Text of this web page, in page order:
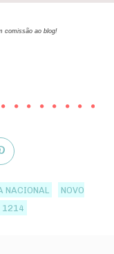
comissão ao blog!
NACIONAL
NOVO
1214